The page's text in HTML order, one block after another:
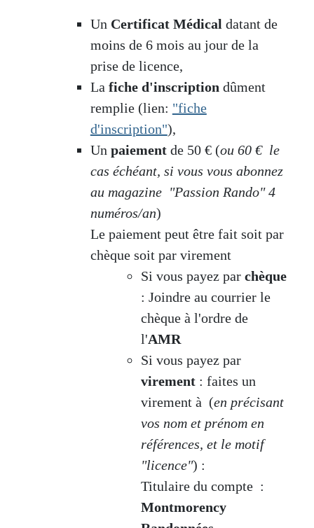
Un Certificat Médical datant de
moins de 6 mois au jour de la
prise de licence,
La fiche d'inscription dûment
remplie (lien: "fiche
d'inscription"),
Un paiementde 50 € (ou 60 € le
cas échéant, si vous vous abonnez
au magazine "Passion Rando" 4
numéros/an)
Le paiement peut être fait soit par
chèque soit par virement
Si vous payez par chèque
: Joindre au courrier le
chèque à l'ordre de
l'AMR
Si vous payez par
virement: faites un
virement à (en précisant
vos nom et prénom en
références, et le motif
"licence") :
Titulaire du compte :
Montmorency